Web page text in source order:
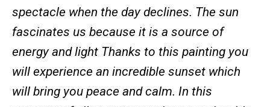
spectacle when the day declines. The sun
fascinates us because it is a source of
energy and light Thanks to this painting you
will experience an incredible sunset which
will bring you peace and calm. In this